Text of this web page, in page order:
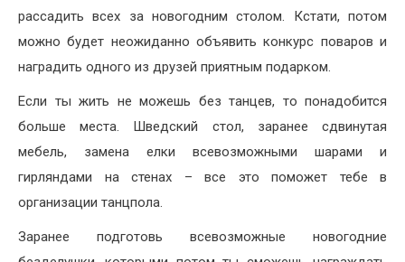
рассадить всех за новогодним столом. Кстати, потом
можно будет неожиданно объявить конкурс поваров и
наградить одного из друзей приятным подарком.
Если ты жить не можешь без танцев, то понадобится
больше места. Шведский стол, заранее сдвинутая
мебель, замена елки всевозможными шарами и
гирляндами на стенах – все это поможет тебе в
организации танцпола.
Заранее подготовь всевозможные новогодние